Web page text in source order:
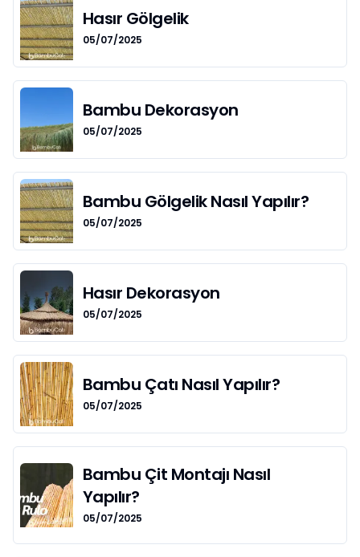
Hasır Gölgelik
05/07/2025
Bambu Dekorasyon
05/07/2025
Bambu Gölgelik Nasıl Yapılır?
05/07/2025
Hasır Dekorasyon
05/07/2025
Bambu Çatı Nasıl Yapılır?
05/07/2025
Bambu Çit Montajı Nasıl
Yapılır?
05/07/2025